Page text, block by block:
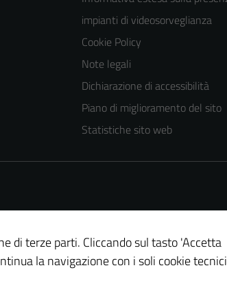
impianti di videosorveglianza
Cookie Policy
Note legali
Dichiarazione di accessibilità
Piano di miglioramento del sito
Statistiche sito web
di terze parti. Cliccando sul tasto 'Accetta
la navigazione con i soli cookie
Questi cookie
del sito e non
essere
disabilitati.